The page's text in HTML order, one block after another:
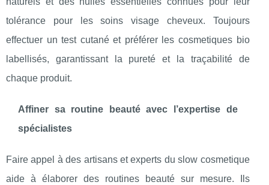
tolérance pour les soins visage cheveux. Toujours
effectuer un test cutané et préférer les cosmetiques bio
labellisés, garantissant la pureté et la traçabilité de
chaque produit.
Affiner sa routine beauté avec l’expertise de
spécialistes
Faire appel à des artisans et experts du slow cosmetique
aide à élaborer des routines beauté sur mesure. Ils